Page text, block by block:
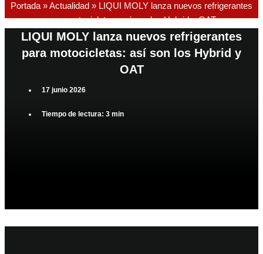
Portada »Actualidad » LIQUI MOLY lanza nuevos refrigerantes
para motocicletas: así son los Hybrid y OAT
LIQUI MOLY lanza nuevos refrigerantes
para motocicletas: así son los Hybrid y
OAT
17 junio 2026
Tiempo de lectura: 3 min